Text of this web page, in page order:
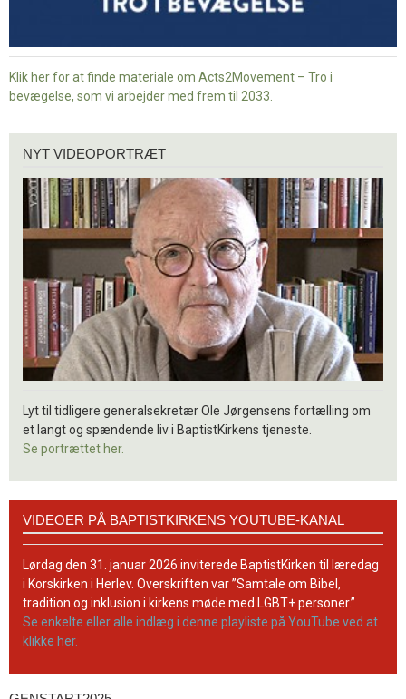
Klik her for at finde materiale om Acts2Movement – Tro i
bevægelse, som vi arbejder med frem til 2033.
videoportræt
NYT VIDEOPORTRÆT
Lyt til tidligere generalsekretær Ole Jørgensens fortælling om
et langt og spændende liv i BaptistKirkens tjeneste.
Se portrættet her.
BaptistKirkens
YouTube-
kanal
VIDEOER PÅ BAPTISTKIRKENS YOUTUBE-KANAL
Lørdag den 31. januar 2026 inviterede BaptistKirken til læredag
i Korskirken i Herlev. Overskriften var ”Samtale om Bibel,
tradition og inklusion i kirkens møde med LGBT+ personer.”
Se enkelte eller alle indlæg i denne playliste på YouTube ved at
klikke her.